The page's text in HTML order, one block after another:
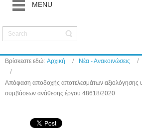
MENU
Βρίσκεστε εδώ: Αρχική Νέα - Ανακοινώσεις
Απόφαση αποδοχής αποτελεσμάτων αξιολόγησης
συμβάσεων ανάθεσης έργου 48618/2020